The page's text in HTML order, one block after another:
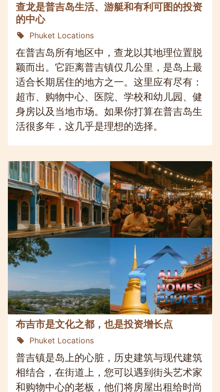
查龙是普吉岛生活、游艇和有利可图的投资
的中心
Phuket Locations
在普吉岛所有地区中，查龙以其地理位置脱
颖而出。它距离普吉镇仅几公里，是岛上最
适合长期居住的地方之一。这里应有尽有：
超市、购物中心、医院、学校和幼儿园、健
身房以及当地市场。如果你打算在普吉岛生
活很多年，这几乎是理想的选择。
布吉市是文化之都，也是投资增长点
Phuket Locations
普吉镇是岛上的心脏，历史建筑与现代建筑
相结合，在街道上，您可以遇到街头艺术家
和购物中心的老板，他们将房屋出租给时尚